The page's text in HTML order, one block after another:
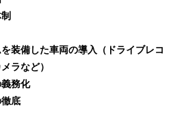
装備した車両の導入（ドライブレコ
ラなど）
務化
底